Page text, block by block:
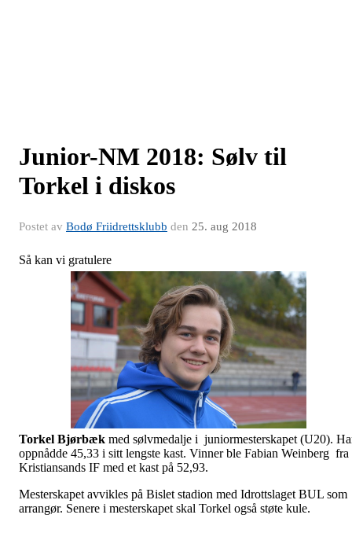
Junior-NM 2018: Sølv til
Torkel i diskos
Postet av Bodø Friidrettsklubb den 25. aug 2018
Så kan vi gratulere
Torkel Bjørbæk med sølvmedalje i juniormesterskapet (U20).
oppnådde 45,33 i sitt lengste kast. Vinner ble Fabian Weinberg fra
Kristiansands IF med et kast på 52,93.
Mesterskapet avvikles på Bislet stadion med Idrottslaget BUL som
arrangør. Senere i mesterskapet skal Torkel også støte kule.